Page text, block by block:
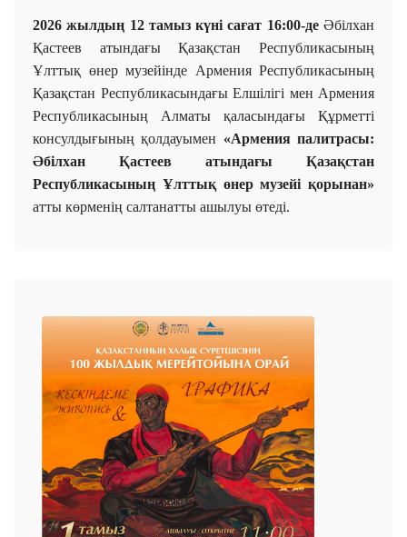
2026 жылдың 12 тамыз күні сағат 16:00-деӘбілхан
Қастеев атындағы Қазақстан Республикасының
Ұлттық өнер музейінде Армения Республикасының
Қазақстан Республикасындағы Елшілігі мен Армения
Республикасының Алматы қаласындағы Құрметті
консулдығының қолдауымен «Армения палитрасы:
Әбілхан Қастеев атындағы Қазақстан
Республикасының Ұлттық өнер музейі қорынан»
атты көрменің салтанатты ашылуы өтеді.